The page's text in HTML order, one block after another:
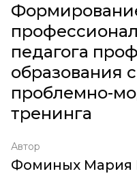
педагога
образования
проблемно-
тренинга
Автор
Фоминых Мария